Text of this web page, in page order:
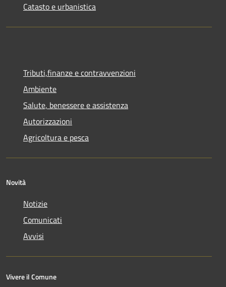
Catasto e urbanistica
Tributi,finanze e contravvenzioni
Ambiente
Salute, benessere e assistenza
Autorizzazioni
Agricoltura e pesca
Novità
Notizie
Comunicati
Avvisi
Vivere il Comune